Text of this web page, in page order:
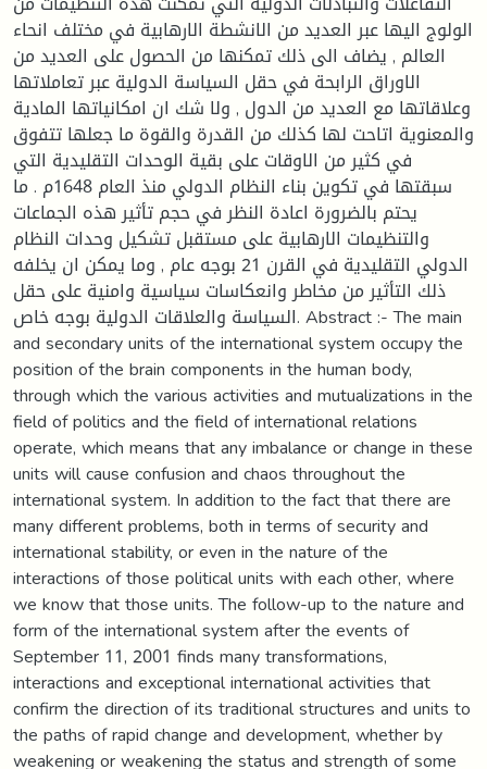
الولوج اليها عبر العديد من الانشطة الارهابية في مختلف انحاء
العالم , يضاف الى ذلك تمكنها من الحصول على العديد من
الاوراق الرابحة في حقل السياسة الدولية عبر تعاملاتها
وعلاقاتها مع العديد من الدول , ولا شك ان امكانياتها المادية
والمعنوية اتاحت لها كذلك من القدرة والقوة ما جعلها تتفوق
في كثير من الاوقات على بقية الوحدات التقليدية التي
سبقتها في تكوين بناء النظام الدولي منذ العام 1648م . ما
يحتم بالضرورة اعادة النظر في حجم تأثير هذه الجماعات
والتنظيمات الارهابية على مستقبل تشكيل وحدات النظام
الدولي التقليدية في القرن 21 بوجه عام , وما يمكن ان يخلفه
ذلك التأثير من مخاطر وانعكاسات سياسية وامنية على حقل
السياسة والعلاقات الدولية بوجه خاص. Abstract :- The main
and secondary units of the international system occupy the
position of the brain components in the human body,
through which the various activities and mutualizations in the
field of politics and the field of international relations
operate, which means that any imbalance or change in these
units will cause confusion and chaos throughout the
international system. In addition to the fact that there are
many different problems, both in terms of security and
international stability, or even in the nature of the
interactions of those political units with each other, where
we know that those units. The follow-up to the nature and
form of the international system after the events of
September 11, 2001 finds many transformations,
interactions and exceptional international activities that
confirm the direction of its traditional structures and units to
the paths of rapid change and development, whether by
weakening or weakening the status and strength of some